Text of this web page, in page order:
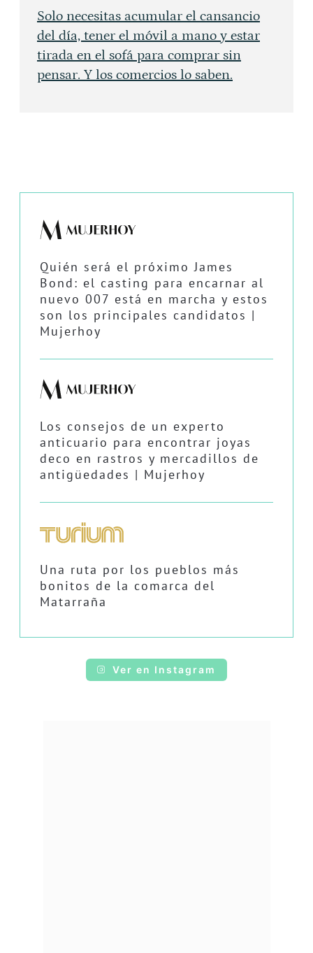
Solo necesitas acumular el cansancio
del día, tener el móvil a mano y estar
tirada en el sofá para comprar sin
pensar. Y los comercios lo saben.
Quién será el próximo James
Bond: el casting para encarnar al
nuevo 007 está en marcha y estos
son los principales candidatos |
Mujerhoy
Los consejos de un experto
anticuario para encontrar joyas
deco en rastros y mercadillos de
antigüedades | Mujerhoy
Una ruta por los pueblos más
bonitos de la comarca del
Matarraña
Ver en Instagram